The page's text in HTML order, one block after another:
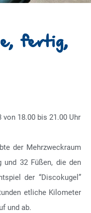
fertig,
von 18.00 bis 21.00 Uhr
der Mehrzweckraum
32 Füßen, die den
der “Discokugel”
etliche Kilometer
und ab.